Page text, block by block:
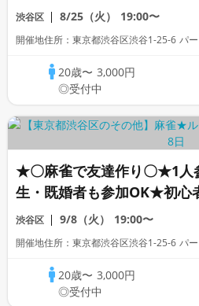
心者向けリーグ戦★｜社会人
サークル☆ルールスターズ
渋谷区 8/25（火） 19:00〜
開催地住所：東京都渋谷区渋谷1-25-6 パ
20歳〜 3,000円
◎受付中
★〇麻雀で友達作り〇★1人
生・既婚者も参加OK★初心
心者向けリーグ戦★｜社会人
サークル☆ルールスターズ
渋谷区 9/8（火） 19:00〜
開催地住所：東京都渋谷区渋谷1-25-6 パ
20歳〜 3,000円
◎受付中